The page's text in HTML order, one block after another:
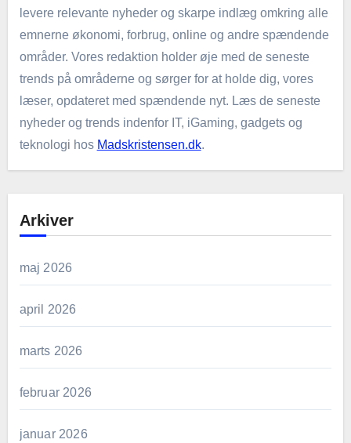
levere relevante nyheder og skarpe indlæg omkring alle
emnerne økonomi, forbrug, online og andre spændende
områder. Vores redaktion holder øje med de seneste
trends på områderne og sørger for at holde dig, vores
læser, opdateret med spændende nyt. Læs de seneste
nyheder og trends indenfor IT, iGaming, gadgets og
teknologi hos Madskristensen.dk.
Arkiver
maj 2026
april 2026
marts 2026
februar 2026
januar 2026